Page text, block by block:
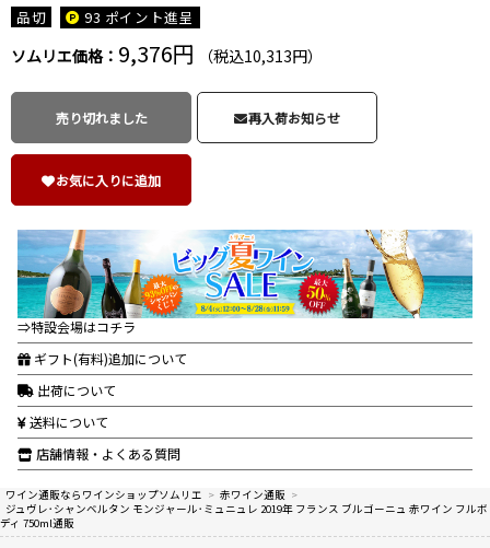
品切 93 ポイント進呈
ソムリエ価格： 9,376円 （税込10,313円）
売り切れました 再入荷お知らせ
お気に入りに追加
⇒特設会場はコチラ
ギフト(有料)追加について
出荷について
送料について
店舗情報・よくある質問
ワイン通販ならワインショップソムリエ > 赤ワイン通販 >
ジュヴレ･シャンベルタン モンジャール･ミュニュレ 2019年 フランス ブルゴーニュ 赤ワイン フルボ
ディ 750ml通販